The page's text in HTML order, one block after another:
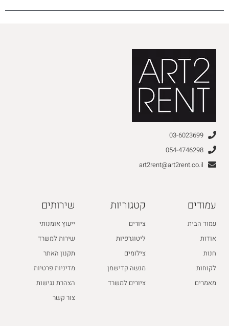
03-6023699
054-4746298
art2rent@art2rent.co.il
עמודים
עמוד הבית
אודות
חנות
לקוחות
מאמרים
קטגוריות
ציורים
ליטוגרפיות
צילומים
מנשה קדישמן
ציורים למשרד
שירותים
ייעוץ אומנותי
שירות למשרד
תקנון האתר
מדיניות פרטיות
הצהרת נגישות
צור קשר